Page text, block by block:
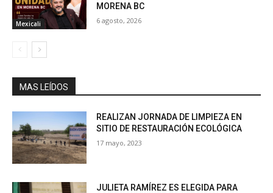
Mexicali
MORENA BC
6 agosto, 2026
MAS LEÍDOS
REALIZAN JORNADA DE LIMPIEZA EN
SITIO DE RESTAURACIÓN ECOLÓGICA
17 mayo, 2023
JULIETA RAMÍREZ ES ELEGIDA PARA